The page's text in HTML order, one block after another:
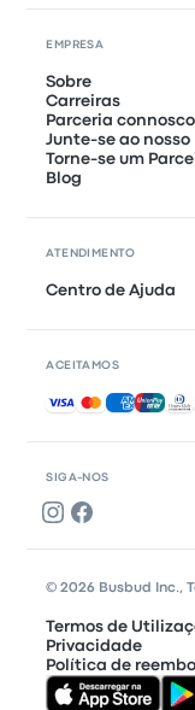
SIGA-NOS
EMPRESA
Sobre
Carreiras
Parceria connosco
Junte-se ao
Torne-se um
Blog
ATENDIMENTO
Centro de Ajuda
ACEITAMOS
Pagamentos
© 2026 Busbud Inc.,
Termos de
Privacidade
Política de